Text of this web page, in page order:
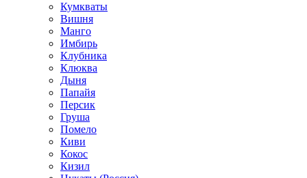
Кумкваты
Вишня
Манго
Имбирь
Клубника
Клюква
Дыня
Папайя
Персик
Груша
Помело
Киви
Кокос
Кизил